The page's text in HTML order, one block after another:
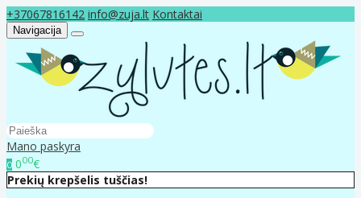
+37067816142 info@zuja.lt Kontaktai
Navigacija
Mano paskyra
0 000€
Prekių krepšelis tuščias!